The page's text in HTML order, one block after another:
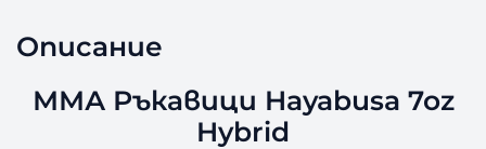
Описание
ММА Ръкавици Hayabusa 7oz
Hybrid